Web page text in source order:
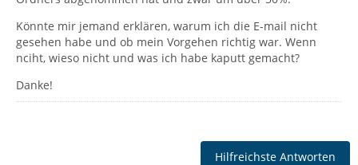
Könnte mir jemand erklären, warum ich die E-mail nicht
gesehen habe und ob mein Vorgehen richtig war. Wenn
nciht, wieso nicht und was ich habe kaputt gemacht?
Danke!
Hilfreichste Antworten